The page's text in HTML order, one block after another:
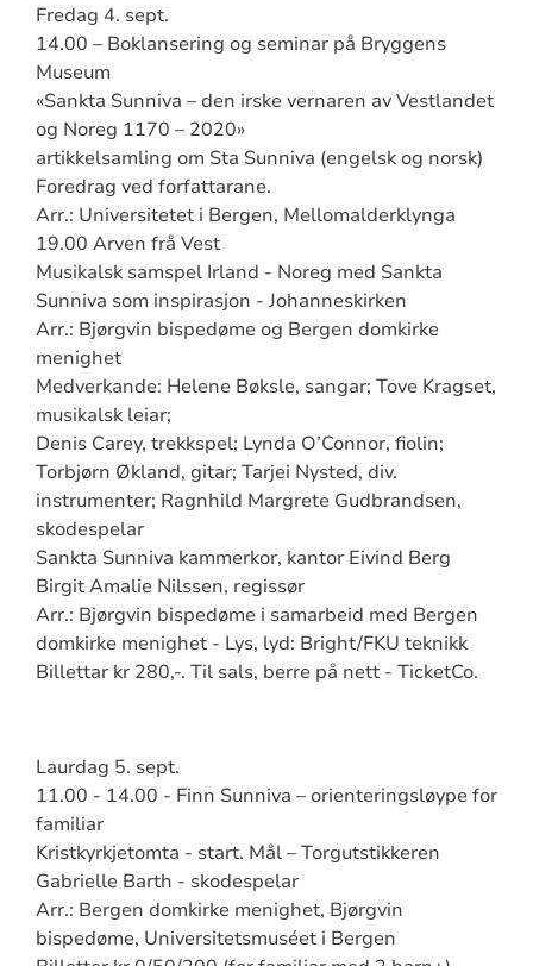
Fredag 4. sept.
14.00 – Boklansering og seminar på Bryggens
Museum
«Sankta Sunniva – den irske vernaren av Vestlandet
og Noreg 1170 – 2020»
artikkelsamling om Sta Sunniva (engelsk og norsk)
Foredrag ved forfattarane.
Arr.: Universitetet i Bergen, Mellomalderklynga
19.00 Arven frå Vest
Musikalsk samspel Irland - Noreg med Sankta
Sunniva som inspirasjon - Johanneskirken
Arr.: Bjørgvin bispedøme og Bergen domkirke
menighet
Medverkande: Helene Bøksle, sangar; Tove Kragset,
musikalsk leiar;
Denis Carey, trekkspel; Lynda O’Connor, fiolin;
Torbjørn Økland, gitar; Tarjei Nysted, div.
instrumenter; Ragnhild Margrete Gudbrandsen,
skodespelar
Sankta Sunniva kammerkor, kantor Eivind Berg
Birgit Amalie Nilssen, regissør
Arr.: Bjørgvin bispedøme i samarbeid med Bergen
domkirke menighet - Lys, lyd: Bright/FKU teknikk
Billettar kr 280,-. Til sals, berre på nett - TicketCo.
Laurdag 5. sept.
11.00 - 14.00 - Finn Sunniva – orienteringsløype for
familiar
Kristkyrkjetomta - start. Mål – Torgutstikkeren
Gabrielle Barth - skodespelar
Arr.: Bergen domkirke menighet, Bjørgvin
bispedøme, Universitetsmuséet i Bergen